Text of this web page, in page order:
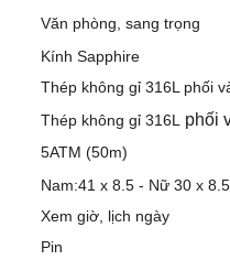
Văn phòng, sang trọng
Kính Sapphire
Thép không gỉ 316L phối
Thép không gỉ 316L phối
5ATM (50m)
Nam:41 x 8.5 - Nữ 30 x
Xem giờ, lịch ngày
Pin